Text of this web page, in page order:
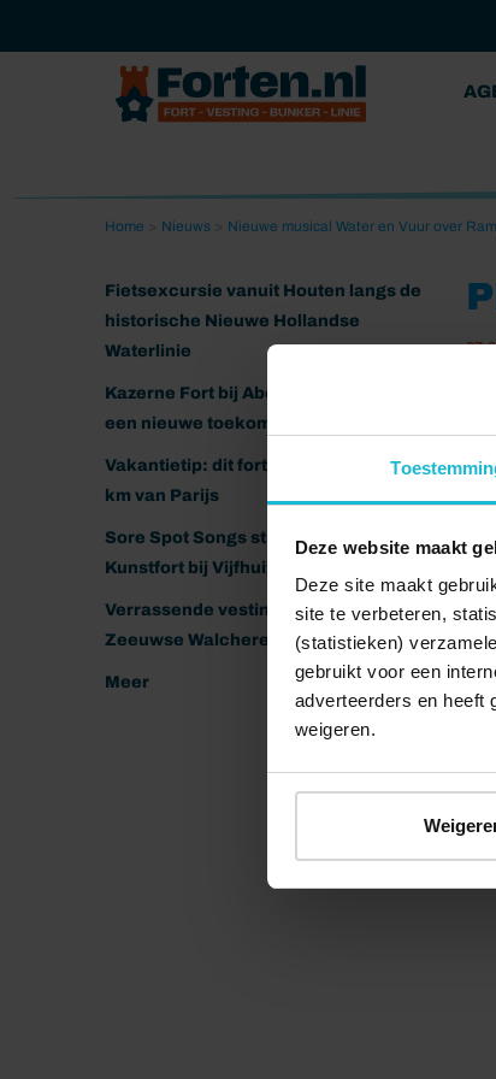
Deze website maakt
Deze site maakt
site te verbeteren,
(statistieken)
gebruikt voor een
adverteerders en heeft
weigeren.
Home Nieuws Nieuwe musical Water en Vuur over
Fietsexcursie vanuit Houten langs de
historische Nieuwe Hollandse
Waterlinie
Kazerne Fort bij Abcoude klaar voor
een nieuwe toekomst
Vakantietip: dit fort ligt nog geen 20
km van Parijs
Sore Spot Songs strijkt neer op het
Kunstfort bij Vijfhuizen
Verrassende vestingen van het
Zeeuwse Walcheren
Meer
07-
© 2026 Stichting Forten